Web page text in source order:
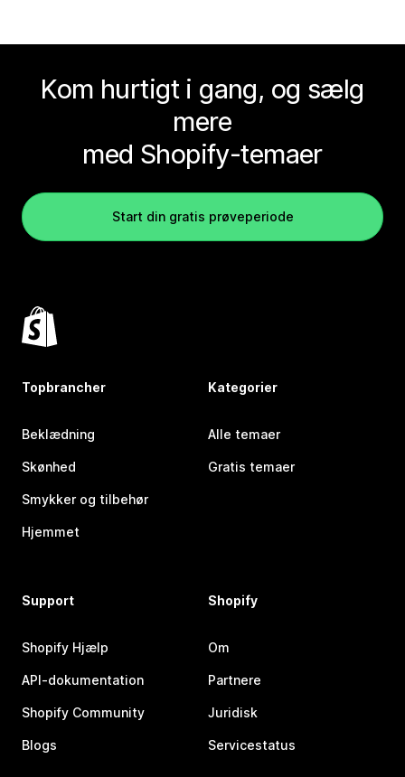
Kom hurtigt i gang, og sælg
mere
med Shopify-temaer
Start din gratis prøveperiode
Topbrancher
Beklædning
Skønhed
Smykker og tilbehør
Hjemmet
Kategorier
Alle temaer
Gratis temaer
Support
Shopify Hjælp
API-dokumentation
Shopify Community
Blogs
Shopify
Om
Partnere
Juridisk
Servicestatus